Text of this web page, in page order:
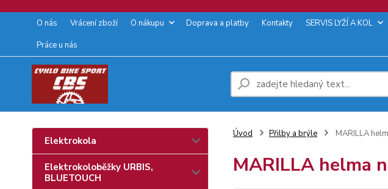
O nás Vrácení zboží O nákupu Doprava a platby Kontakty SERVIS LYŽÍ A KOL
Práce u nás
Elektrokola
Elektrokoloběžky URBIS,
BLUETOUCH
Úvod Přilby a brýle MARILLA
MARILLA helma